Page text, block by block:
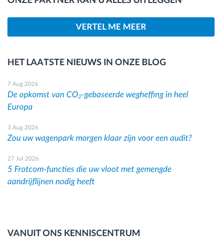
VERTEL ME MEER
HET LAATSTE NIEUWS IN ONZE BLOG
7 Aug 2026
De opkomst van CO₂-gebaseerde wegheffing in heel
Europa
3 Aug 2026
Zou uw wagenpark morgen klaar zijn voor een audit?
27 Jul 2026
5 Frotcom-functies die uw vloot met gemengde
aandrijflijnen nodig heeft
VANUIT ONS KENNISCENTRUM